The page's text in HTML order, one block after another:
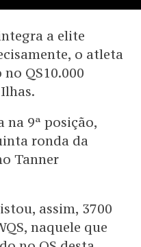
a elite
o atleta
QS10.000
na 9ª posição,
ronda da
Tanner
assim, 3700
naquele que